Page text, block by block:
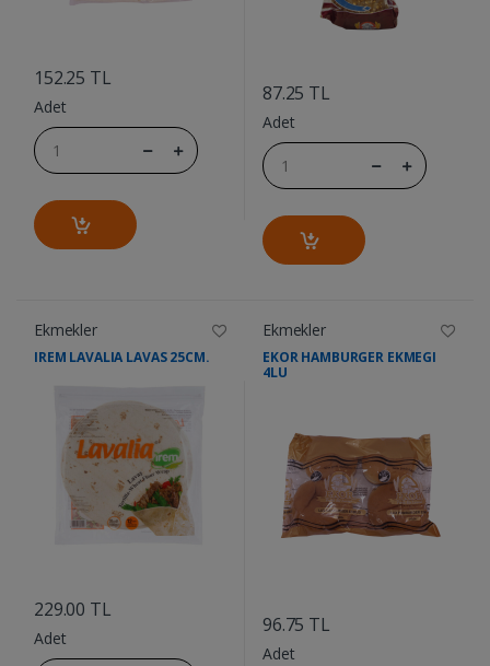
152.25 TL
Adet
87.25 TL
Adet
Ekmekler
IREM LAVALIA LAVAS 25CM.
229.00 TL
Adet
Ekmekler
EKOR HAMBURGER EKMEGI
4LU
96.75 TL
Adet